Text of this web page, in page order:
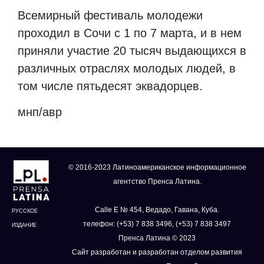
Всемирный фестиваль молодежи
проходил в Сочи с 1 по 7 марта, и в нем
приняли участие 20 тысяч выдающихся в
различных отраслях молодых людей, в
том числе пятьдесят эквадорцев.
мнп/авр
РУССКОЕ
ИЗДАНИЕ
© 2016-2023 Латиноамериканское информационное
агентство Пренса Латина.
Calle E № 454, Ведадо, Гавана, Куба.
телефон: (+53) 7 838 3496, (+53) 7 838 3497
Пренса Латина © 2023
Сайт разработан и разработан отделом развития